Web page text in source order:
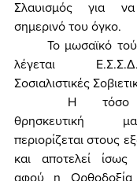
Σλαυισμός για
σημερινό του όγκο.
	Το μωσαϊκό τούτο ειναι αυτό που
λέγεται
Σοσιαλιστικές
θρησκευτική
περιορίζεται στους
και αποτελεί ίσως
αφού η Ορθοδοξία